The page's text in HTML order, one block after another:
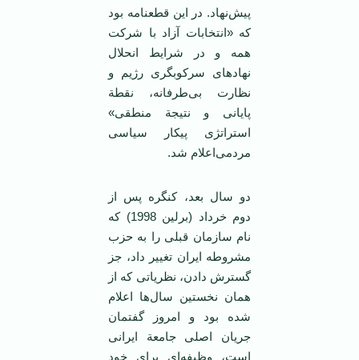
پیش‌نهاد. در‌ این قطعنامه بود
که «انتخابات آزاد با شرکت
همه و در شرایط انحلال
نهادهای سرکوبگری رژیم و
نظارت بی‌طرفانه، نقطة
پایانی و نتیجة منطقی»
استراتژی پیکار سیاسی
مردمی‌اعلام شد.
دو سال بعد، کنگره پس از
دوم خرداد (برلین 1998) که
نام سازمان قبلی را به حزب
مشروطه‌ ایران تغییر داد، جز
گسترش دادن، نظریاتی که از
همان نخستین سال‌ها اعلام
شده بود و امروز گفتمان
جریان اصلی جامعة ‌ایرانی
است، وظیفه‌ای برای خود